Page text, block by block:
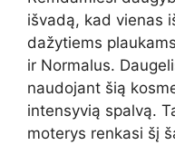
išvadą, kad vienas
dažytiems
ir Normalus.
naudojant šią
intensyvią spalvą.
moterys renkasi šį